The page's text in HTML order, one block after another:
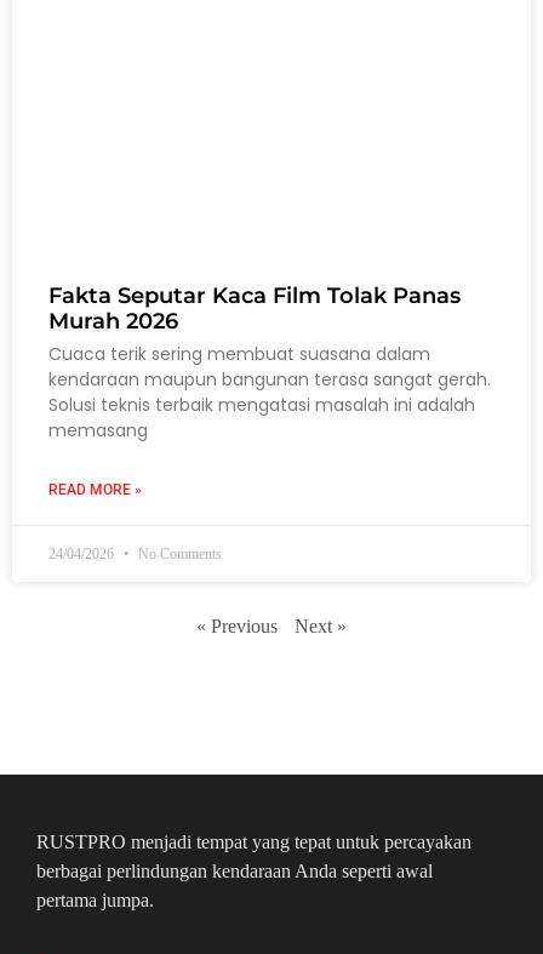
Fakta Seputar Kaca Film Tolak Panas
Murah 2026
Cuaca terik sering membuat suasana dalam
kendaraan maupun bangunan terasa sangat gerah.
Solusi teknis terbaik mengatasi masalah ini adalah
memasang
READ MORE »
24/04/2026 No Comments
« Previous Next »
RUSTPRO menjadi tempat yang tepat untuk percayakan
berbagai perlindungan kendaraan Anda seperti awal
pertama jumpa.